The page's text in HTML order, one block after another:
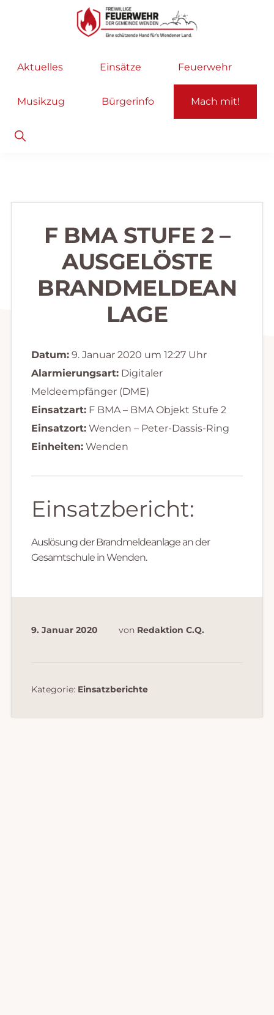
Hauptnavigation
Feuerwehr
helfen
selbstverständlich!
Aktuelles Einsätze Feuerwehr
Musikzug Bürgerinfo Mach mit!
Show
Search
F BMA STUFE 2 –
AUSGELÖSTE
BRANDMELDEAN
LAGE
Datum:9. Januar 2020 um 12:27 Uhr
Alarmierungsart:Digitaler
Meldeempfänger (DME)
Einsatzart:F BMA – BMA Objekt Stufe 2
Einsatzort:Wenden – Peter-Dassis-Ring
Einheiten:Wenden
Einsatzbericht:
Auslösung der Brandmeldeanlage an der
Gesamtschule in Wenden.
9. Januar 2020 von Redaktion C.Q.
Kategorie: Einsatzberichte